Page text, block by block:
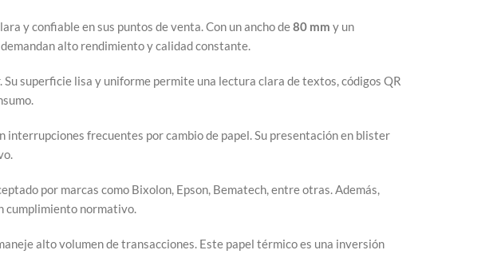
y confiable en sus puntos de venta. Con un ancho de80 mm y un
alto rendimiento y calidad constante.
superficie lisa y uniforme permite una lectura clara de textos, códigos QR
frecuentes por cambio de papel. Su presentación en blister
por marcas como Bixolon, Epson, Bematech, entre otras. Además,
cumplimiento normativo.
alto volumen de transacciones. Este papel térmico es una inversión